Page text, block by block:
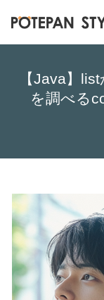
【Java】
を調べる